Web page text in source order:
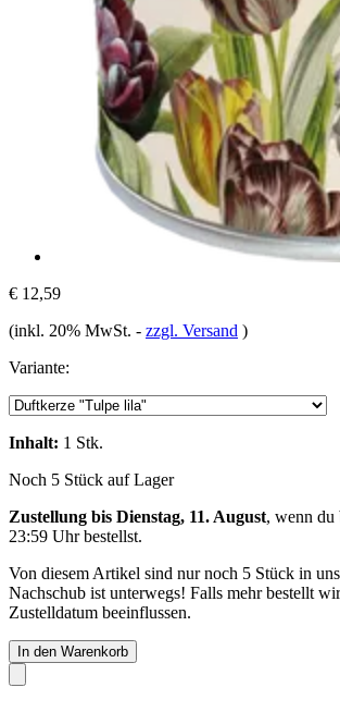
€ 12,59
(inkl. 20% MwSt. - zzgl. Versand )
Variante:
Inhalt: 1 Stk.
Noch 5 Stück auf Lager
Zustellung bis Dienstag, 11. August, wenn du
23:59 Uhrbestellst.
Von diesem Artikel sind nur noch 5 Stück in
Nachschub ist unterwegs! Falls mehr bestellt
Zustelldatum beeinflussen.
In den Warenkorb